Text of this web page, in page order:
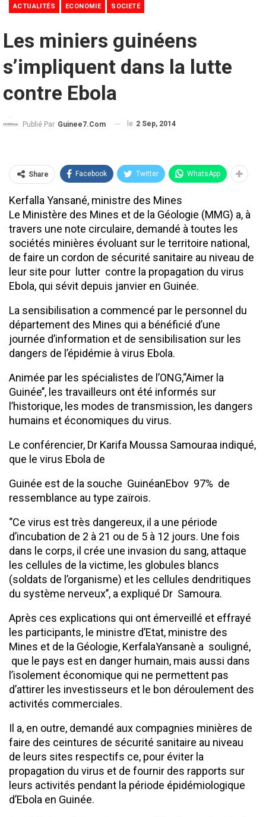
ACTUALITÉS ECONOMIE SOCIETÉ
Les miniers guinéens
s’impliquent dans la lutte
contre Ebola
Publié Par Guinee7.com le 2 Sep, 2014
Share Facebook Twitter WhatsApp
Kerfalla Yansané, ministre des Mines
Le Ministère des Mines et de la Géologie (MMG) a, à
travers une note circulaire, demandé à toutes les
sociétés minières évoluant sur le territoire national,
de faire un cordon de sécurité sanitaire au niveau de
leur site pour lutter contre la propagation du virus
Ebola, qui sévit depuis janvier en Guinée.
La sensibilisation a commencé par le personnel du
département des Mines qui a bénéficié d’une
journée d’information et de sensibilisation sur les
dangers de l’épidémie à virus Ebola.
Animée par les spécialistes de l’ONG,‘’Aimer la
Guinée’’, les travailleurs ont été informés sur
l’historique, les modes de transmission, les dangers
humains et économiques du virus.
Le conférencier, Dr Karifa Moussa Samouraa indiqué,
que le virus Ebola de
Guinée est de la souche GuinéanEbov 97% de
ressemblance au type zaïrois.
‘’Ce virus est très dangereux, il a une période
d’incubation de 2 à 21 ou de 5 à 12 jours. Une fois
dans le corps, il crée une invasion du sang, attaque
les cellules de la victime, les globules blancs
(soldats de l’organisme) et les cellules dendritiques
du système nerveux’’, a expliqué Dr Samoura.
Après ces explications qui ont émerveillé et effrayé
les participants, le ministre d’Etat, ministre des
Mines et de la Géologie, KerfalaYansanè a souligné,
que le pays est en danger humain, mais aussi dans
l’isolement économique qui ne permettent pas
d’attirer les investisseurs et le bon déroulement des
activités commerciales.
Il a, en outre, demandé aux compagnies minières de
faire des ceintures de sécurité sanitaire au niveau
de leurs sites respectifs ce, pour éviter la
propagation du virus et de fournir des rapports sur
leurs activités pendant la période épidémiologique
d’Ebola en Guinée.